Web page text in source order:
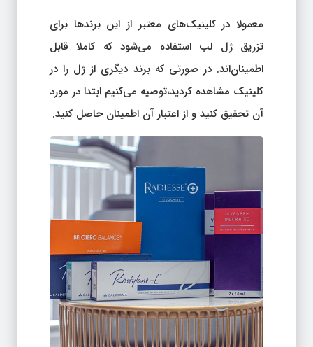
معمولا در کلینیک‌های معتبر از این برندها برای
تزریق ژل لب استفاده می‌شود که کاملا قابل
اطمینان‌اند. در صورتی که برند دیگری از ژل را در
کلینیک مشاهده کردید،‌توصیه می‌کنیم ابتدا در مورد
آن تحقیق کنید و از اعتبار آن اطمینان حاصل کنید.